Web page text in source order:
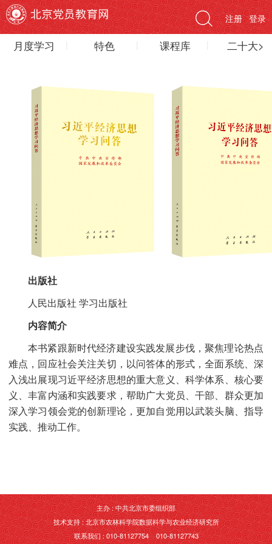
登录
注册
月度学习 特色 课程库 二十大>
出版社
人民出版社 学习出版社
内容简介
本书紧跟新时代经济建设实践发展步伐，聚焦理论热点
难点，回应社会关注关切，以问答体的形式，全面系统、深
入浅出展现习近平经济思想的重大意义、科学体系、核心要
义、丰富内涵和实践要求，帮助广大党员、干部、群众更加
深入学习领会党的创新理论，更加自觉用以武装头脑、指导
实践、推动工作。
主办 : 中共北京市委组织部
技术支持 : 北京市农林科学院数据科学与农业经济研究所
联系我们 : 010-81127754 010-81127743